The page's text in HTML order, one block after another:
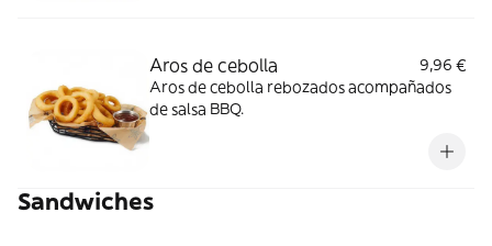
Aros de cebolla
9,96 €
Aros de cebolla rebozados acompañados
de salsa BBQ.
Sandwiches